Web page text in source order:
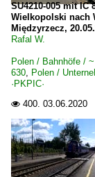
SU4210-005 mit IC
Wielkopolski nach
Międzyrzecz,
Rafal W.
Polen / Bahnhöfe /
630, Polen /
·PKPIC·
 400. 03.06.2020